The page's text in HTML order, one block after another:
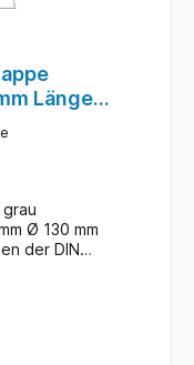
Länge
Ø 130 mm
der DIN